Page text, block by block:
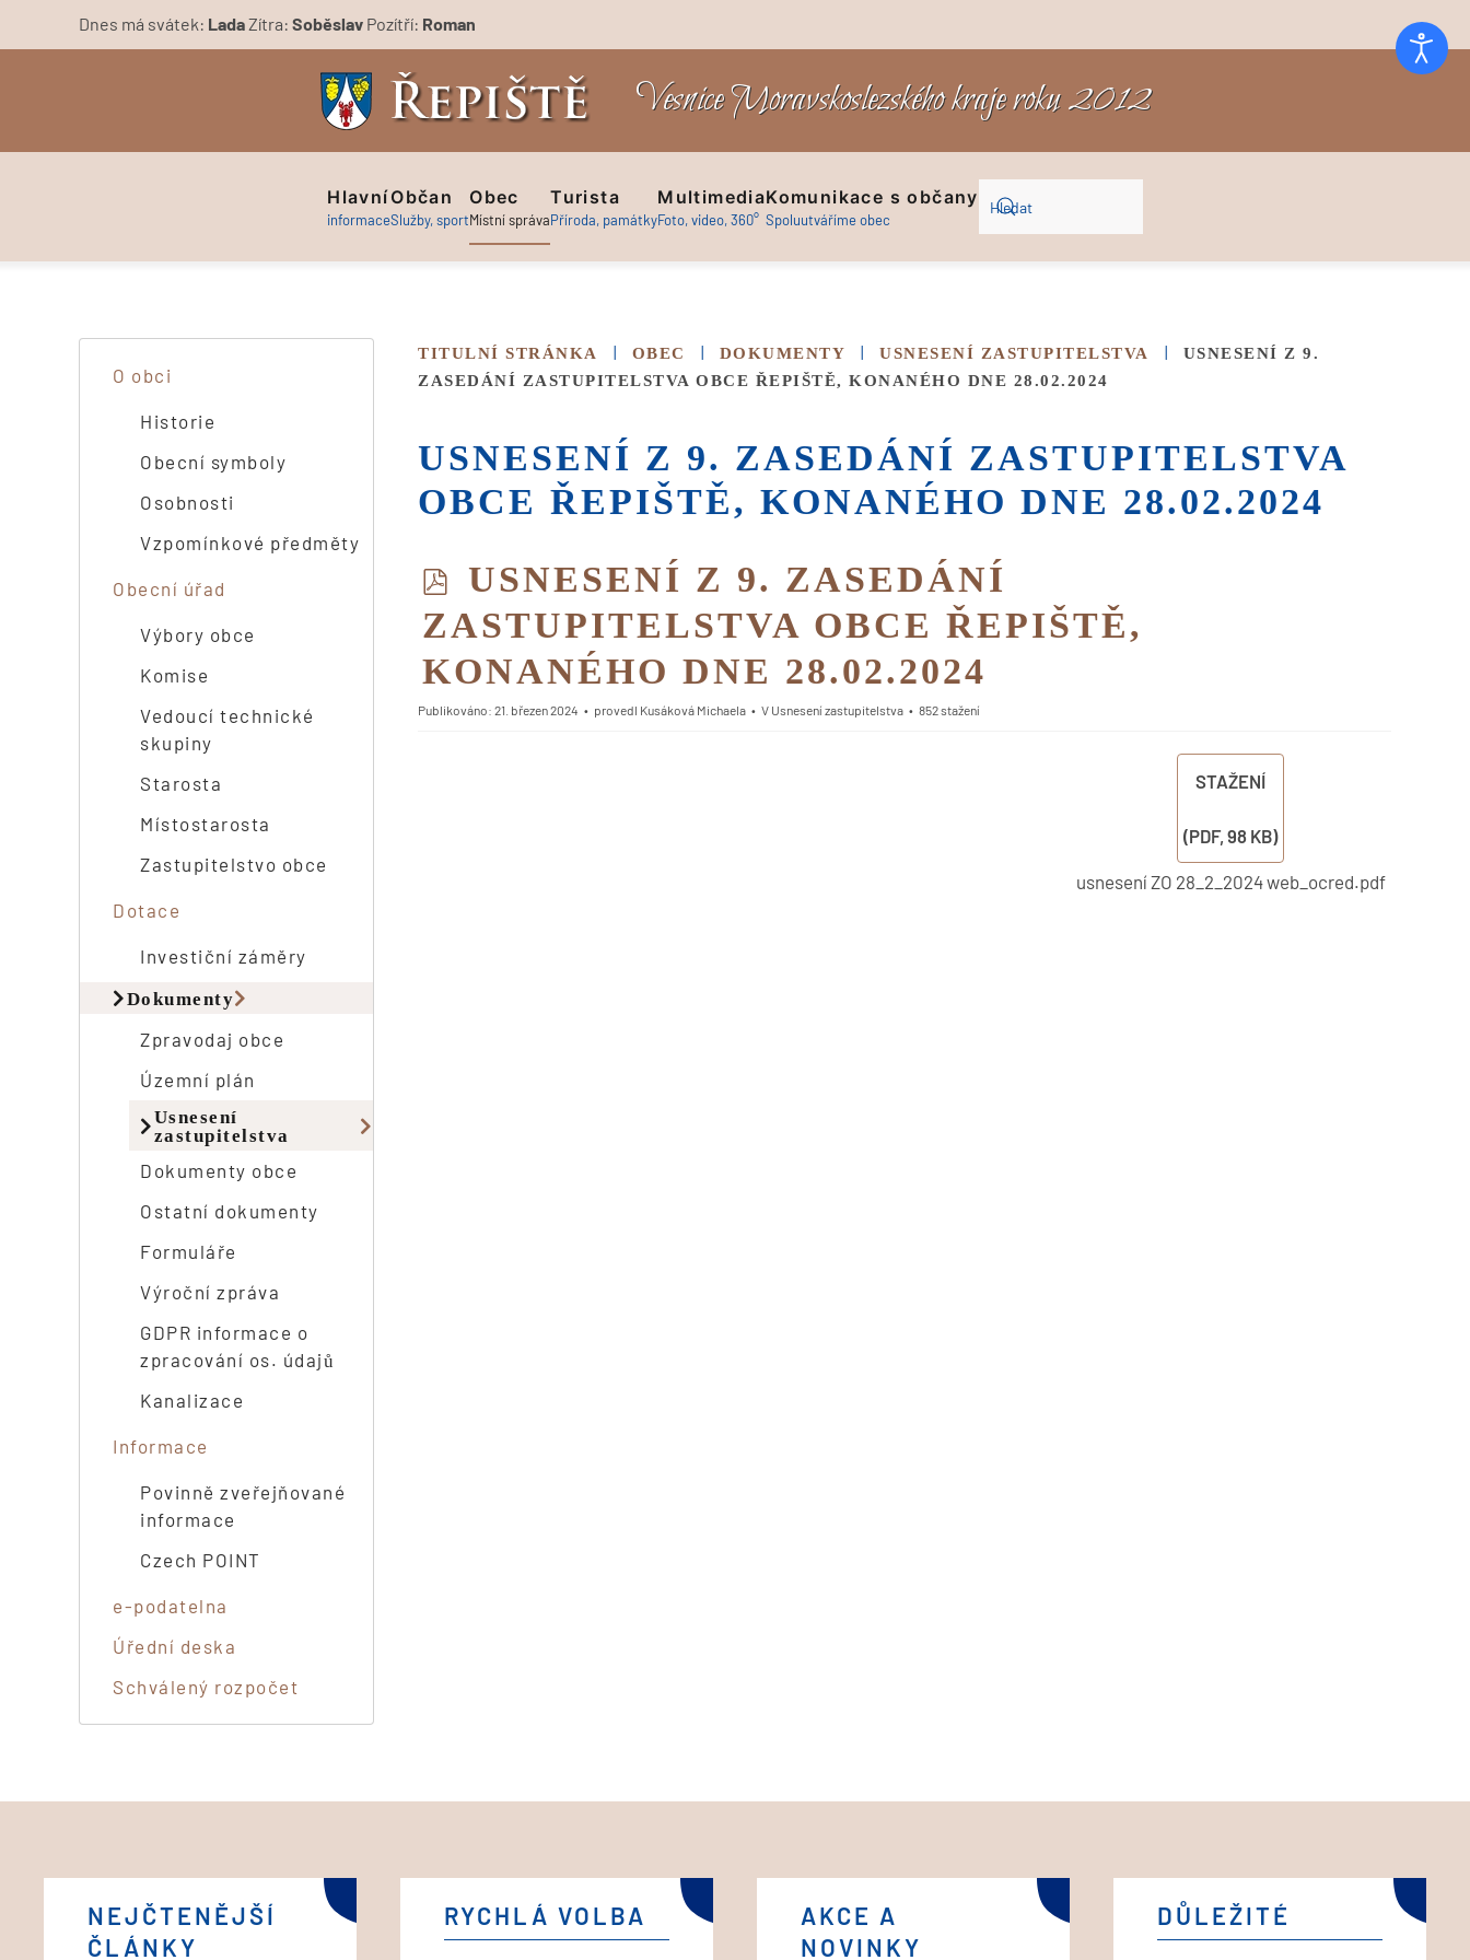
Dnes má svátek: LadaZítra: Soběslav Pozítří: Roman
Vesnice Moravskoslezského kraje roku 2012
Hlavní
informace
Občan
Služby, sport
Obec
Místní správa
Turista
Příroda, památky
Multimedia
Foto, video, 360°
Komunikace s občany
Spoluutváříme obec
TITULNÍ STRÁNKA OBEC DOKUMENTY USNESENÍ ZASTUPITELSTVA
USNESENÍ Z 9.
ZASEDÁNÍ ZASTUPITELSTVA OBCE ŘEPIŠTĚ, KONANÉHO DNE 28.02.2024
USNESENÍ Z 9. ZASEDÁNÍ ZASTUPITELSTVA
OBCE ŘEPIŠTĚ, KONANÉHO DNE 28.02.2024
P
D
F
USNESENÍ Z 9. ZASEDÁNÍ
ZASTUPITELSTVA OBCE ŘEPIŠTĚ,
KONANÉHO DNE 28.02.2024
Publikováno: 21. březen 2024 provedl Kusáková Michaela V Usnesení zastupitelstva 852 stažení
STAŽENÍ
(PDF,98 KB)
usnesení ZO 28_2_2024 web_ocred.pdf
O obci
Historie
Obecní symboly
Osobnosti
Vzpomínkové předměty
Obecní úřad
Výbory obce
Komise
Vedoucí technické
skupiny
Starosta
Místostarosta
Zastupitelstvo obce
Dotace
Investiční záměry
Dokumenty
Zpravodaj obce
Územní plán
Usnesení
zastupitelstva
Dokumenty obce
Ostatní dokumenty
Formuláře
Výroční zpráva
GDPR informace o
zpracování os. údajů
Kanalizace
Informace
Povinně zveřejňované
informace
Czech POINT
e-podatelna
Úřední deska
Schválený rozpočet
NEJČTENĚJŠÍ
ČLÁNKY
RYCHLÁ VOLBA
AKCE A
NOVINKY
DŮLEŽITÉ